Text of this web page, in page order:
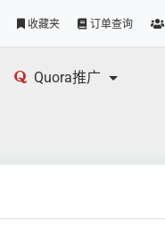
收藏夹 订单查询
Quora推广